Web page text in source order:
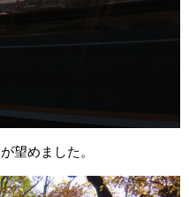
望めました。